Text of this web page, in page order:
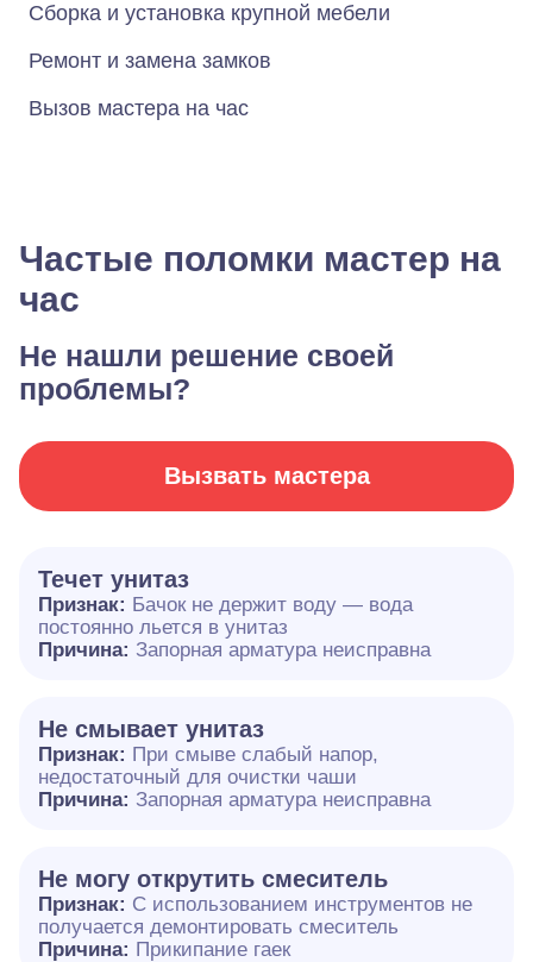
Сборка и установка крупной мебели
Ремонт и замена замков
Вызов мастера на час
Частые поломки мастер на
час
Не нашли решение своей
проблемы?
Вызвать мастера
Течет унитаз
Признак: Бачок не держит воду — вода
постоянно льется в унитаз
Причина: Запорная арматура неисправна
Не смывает унитаз
Признак: При смыве слабый напор,
недостаточный для очистки чаши
Причина: Запорная арматура неисправна
Не могу открутить смеситель
Признак: С использованием инструментов не
получается демонтировать смеситель
Причина: Прикипание гаек